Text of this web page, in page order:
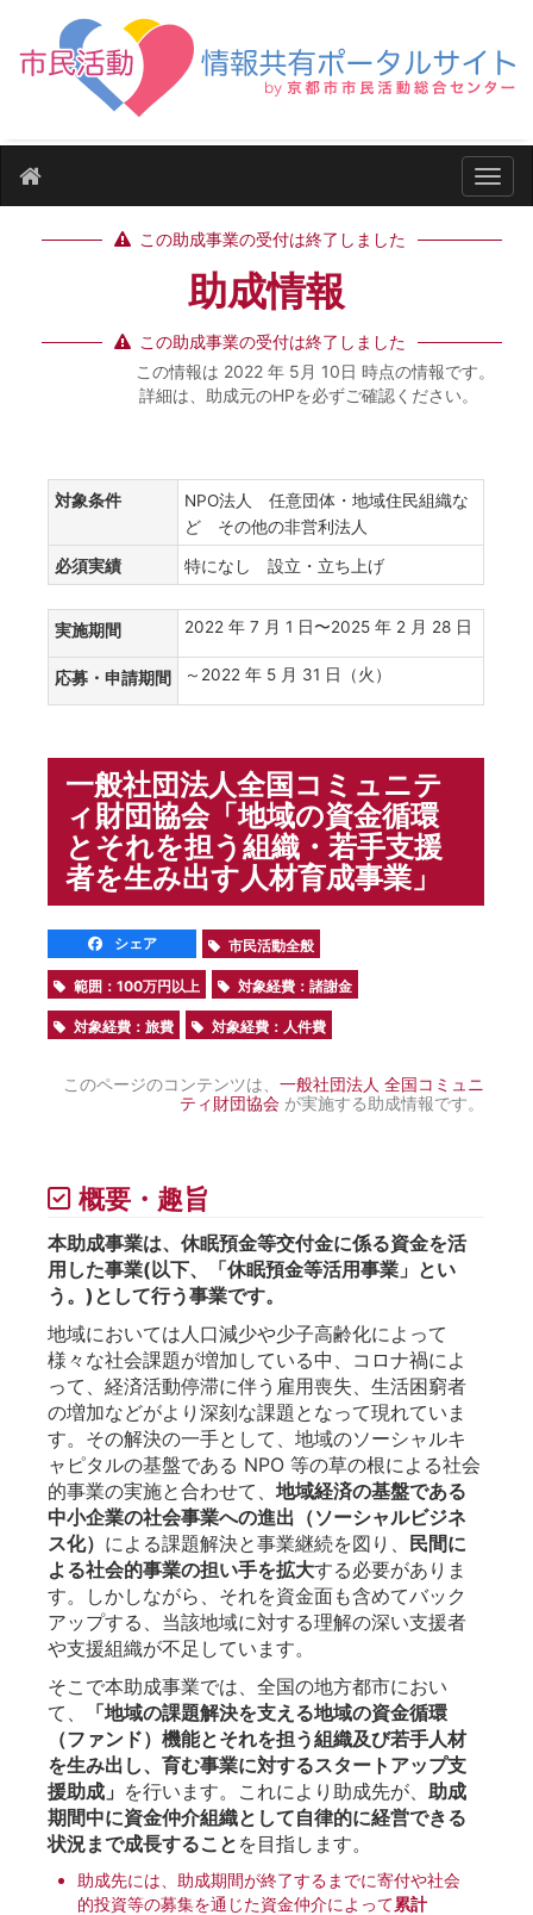
ナビ
この助成事業の受付は終了しました
助成情報
この助成事業の受付は終了しました
この情報は 2022 年 5月 10日 時点の情報です。
詳細は、助成元のHPを必ずご確認ください。
対象条件
NPO法人 任意団体・地域住民組織な
ど その他の非営利法人
必須実績 特になし 設立・立ち上げ
実施期間 2022 年 7 月 1 日〜2025 年 2 月 28 日
応募・申請期間 ～2022 年 5 月 31 日（火）
一般社団法人全国コミュニテ
ィ財団協会「地域の資金循環
とそれを担う組織・若手支援
者を生み出す人材育成事業」
シェア 市民活動全般
範囲：100万円以上 対象経費：諸謝金
対象経費：旅費 対象経費：人件費
このページのコンテンツは、一般社団法人 全国コミュニ
ティ財団協会 が実施する助成情報です。
概要・趣旨
本助成事業は、休眠預金等交付金に係る資金を活
用した事業(以下、「休眠預金等活用事業」とい
う。)として行う事業です。
地域においては人口減少や少子高齢化によって
様々な社会課題が増加している中、コロナ禍によ
って、経済活動停滞に伴う雇用喪失、生活困窮者
の増加などがより深刻な課題となって現れていま
す。その解決の一手として、地域のソーシャルキ
ャピタルの基盤である NPO 等の草の根による社会
的事業の実施と合わせて、 地域経済の基盤である
中小企業の社会事業への進出（ソーシャルビジネ
ス化） による課題解決と事業継続を図り、 ⺠間に
よる社会的事業の担い手を拡大する必要がありま
す。しかしながら、それを資金面も含めてバック
アップする、当該地域に対する理解の深い支援者
や支援組織が不足しています。
そこで本助成事業では、全国の地方都市におい
て、
「地域の課題解決を支える地域の資金循環
（ファンド）機能とそれを担う組織及び若手人材
を生み出し、育む事業に対するスタートアップ支
援助成」 を行います。これにより助成先が、 助成
期間中に資金仲介組織として自律的に経営できる
状況まで成⻑すること を目指します。
助成先には、助成期間が終了するまでに寄付や社会
的投資等の募集を通じた資金仲介によって累計